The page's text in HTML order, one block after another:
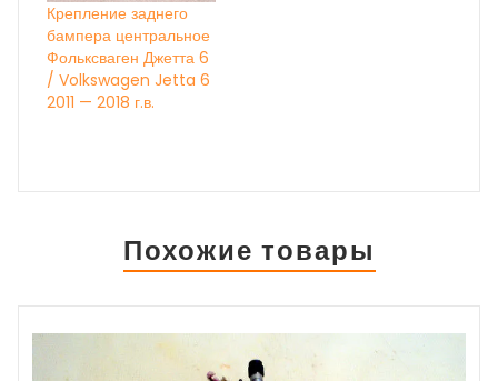
Крепление заднего
бампера центральное
Фольксваген Джетта 6
/ Volkswagen Jetta 6
2011 — 2018 г.в.
Похожие товары